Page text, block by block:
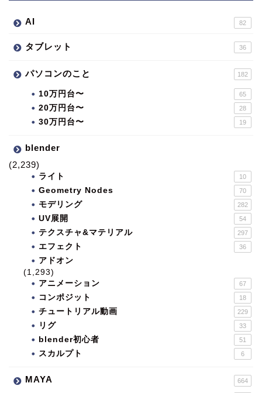
AI 82
タブレット 36
パソコンのこと 182
10万円台〜 65
20万円台〜 28
30万円台〜 19
blender
(2,239)
ライト 10
Geometry Nodes 70
モデリング 282
UV展開 54
テクスチャ&マテリアル 297
エフェクト 36
アドオン
(1,293)
アニメーション
67
コンポジット 18
チュートリアル動画 229
リグ 33
blender初心者 51
スカルプト 6
MAYA 664